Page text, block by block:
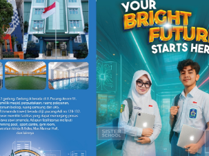
Hadiah Bebas SPP 10 Bulan
Juni 22, 2022
dalam "Smamda"
SHARE